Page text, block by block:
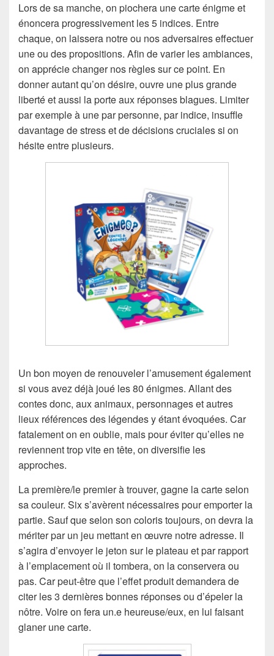
Lors de sa manche, on piochera une carte énigme et
énoncera progressivement les 5 indices. Entre
chaque, on laissera notre ou nos adversaires effectuer
une ou des propositions. Afin de varier les ambiances,
on apprécie changer nos règles sur ce point. En
donner autant qu’on désire, ouvre une plus grande
liberté et aussi la porte aux réponses blagues. Limiter
par exemple à une par personne, par indice, insuffle
davantage de stress et de décisions cruciales si on
hésite entre plusieurs.
Un bon moyen de renouveler l’amusement également
si vous avez déjà joué les 80 énigmes. Allant des
contes donc, aux animaux, personnages et autres
lieux références des légendes y étant évoquées. Car
fatalement on en oublie, mais pour éviter qu’elles ne
reviennent trop vite en tête, on diversifie les
approches.
La première/le premier à trouver, gagne la carte selon
sa couleur. Six s’avèrent nécessaires pour emporter la
partie. Sauf que selon son coloris toujours, on devra la
mériter par un jeu mettant en œuvre notre adresse. Il
s’agira d’envoyer le jeton sur le plateau et par rapport
à l’emplacement où il tombera, on la conservera ou
pas. Car peut-être que l’effet produit demandera de
citer les 3 dernières bonnes réponses ou d’épeler la
nôtre. Voire on fera un.e heureuse/eux, en lui faisant
glaner une carte.